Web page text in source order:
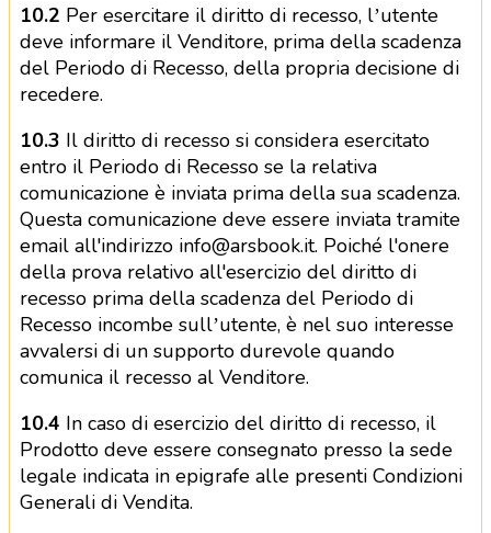
10.2 Per esercitare il diritto di recesso, l’utente
deve informare il Venditore, prima della scadenza
del Periodo di Recesso, della propria decisione di
recedere.
10.3 Il diritto di recesso si considera esercitato
entro il Periodo di Recesso se la relativa
comunicazione è inviata prima della sua scadenza.
Questa comunicazione deve essere inviata tramite
email all'indirizzo info@arsbook.it. Poiché l'onere
della prova relativo all'esercizio del diritto di
recesso prima della scadenza del Periodo di
Recesso incombe sull’utente, è nel suo interesse
avvalersi di un supporto durevole quando
comunica il recesso al Venditore.
10.4 In caso di esercizio del diritto di recesso, il
Prodotto deve essere consegnato presso la sede
legale indicata in epigrafe alle presenti Condizioni
Generali di Vendita.